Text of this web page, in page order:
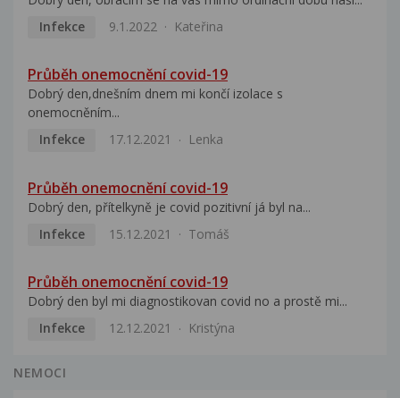
Infekce
9.1.2022 Kateřina
Průběh onemocnění covid-19
Dobrý den,dnešním dnem mi končí izolace s
onemocněním...
Infekce
17.12.2021 Lenka
Průběh onemocnění covid-19
Dobrý den, přítelkyně je covid pozitivní já byl na...
Infekce
15.12.2021 Tomáš
Průběh onemocnění covid-19
Dobrý den byl mi diagnostikovan covid no a prostě mi...
Infekce
12.12.2021 Kristýna
NEMOCI